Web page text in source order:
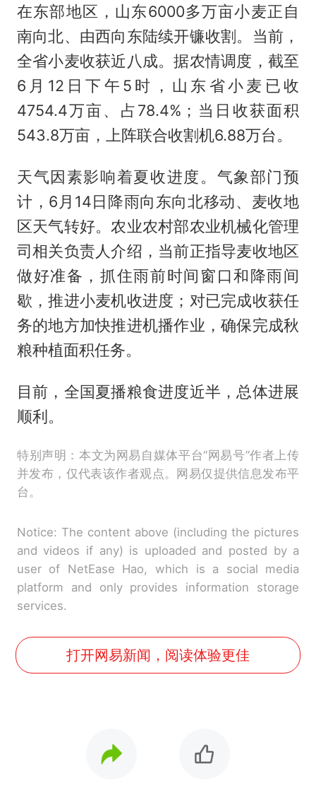
在东部地区，山东6000多万亩小麦正自
南向北、由西向东陆续开镰收割。当前，
全省小麦收获近八成。据农情调度，截至
6月12日下午5时，山东省小麦已收
4754.4万亩、占78.4%；当日收获面积
543.8万亩，上阵联合收割机6.88万台。
天气因素影响着夏收进度。气象部门预
计，6月14日降雨向东向北移动、麦收地
区天气转好。农业农村部农业机械化管理
司相关负责人介绍，当前正指导麦收地区
做好准备，抓住雨前时间窗口和降雨间
歇，推进小麦机收进度；对已完成收获任
务的地方加快推进机播作业，确保完成秋
粮种植面积任务。
目前，全国夏播粮食进度近半，总体进展
顺利。
特别声明：本文为网易自媒体平台“网易号”作者上传
并发布，仅代表该作者观点。网易仅提供信息发布平
台。
Notice: The content above (including the pictures
and videos if any) is uploaded and posted by a
user of NetEase Hao, which is a social media
platform and only provides information storage
services.
打开网易新闻，阅读体验更佳